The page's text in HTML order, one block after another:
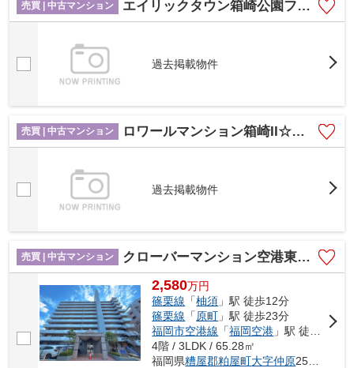
売買 | 中古マンション エイリックタウン箱崎公園ファミリア EAST棟☆仲介手数料無料☆
過去掲載物件
売買 | 中古マンション ロワールマンション箱崎II☆仲介手数料無料☆
過去掲載物件
売買 | 中古マンション クローバーマンション空港東2☆仲介手数料無料☆
2,580万円
篠栗線 「柚須 」駅 徒歩12分
篠栗線 「 原町 」駅 徒歩23分
福岡市空港線 「福岡空港 」駅 徒歩30分
4階 / 3LDK / 65.28㎡
福岡県糟屋郡粕屋町大字仲原2511-11